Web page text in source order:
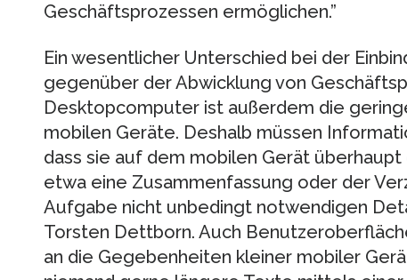
Geschäftsprozessen ermöglichen.”
Ein wesentlicher Unterschied bei der
gegenüber der Abwicklung von
Desktopcomputer ist außerdem die
mobilen Geräte. Deshalb müssen
dass sie auf dem mobilen Gerät überhaupt
etwa eine Zusammenfassung oder der
Aufgabe nicht unbedingt notwendigen
Torsten Dettborn. Auch
an die Gegebenheiten kleiner mobiler